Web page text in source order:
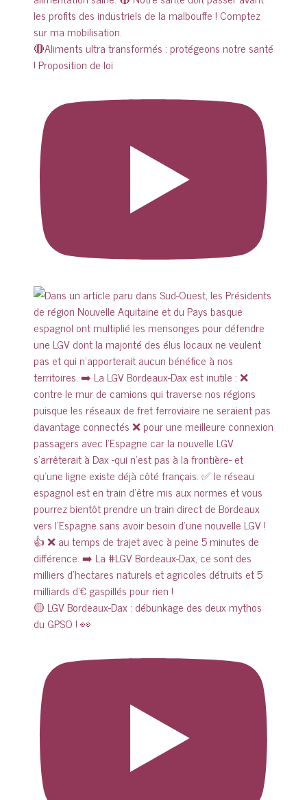
🔴Aliments ultra transformés : protégeons notre santé
! Proposition de loi
🟡 LGV Bordeaux-Dax : débunkage des deux mythos
du GPSO ! 👀